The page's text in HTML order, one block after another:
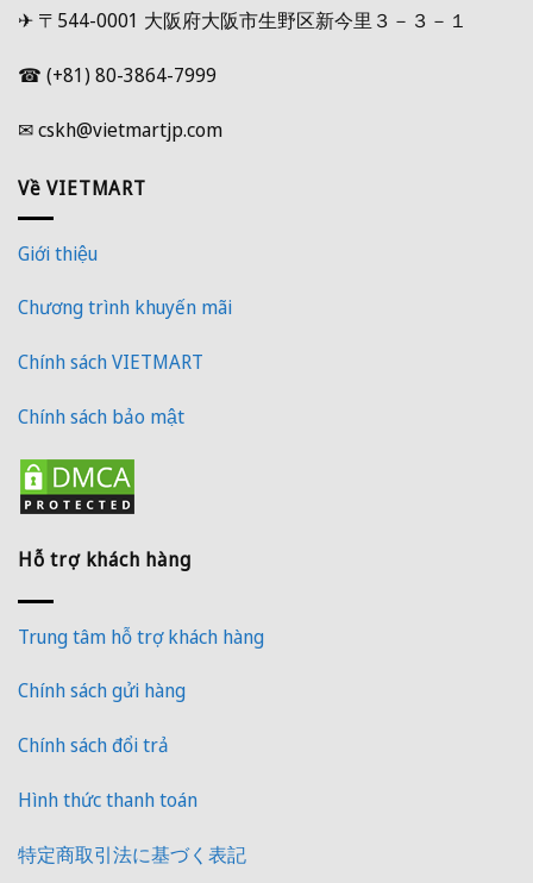
✈ 〒544-0001 大阪府大阪市生野区新今里３－３－１
☎ (+81) 80-3864-7999
✉ cskh@vietmartjp.com
Về VIETMART
Giới thiệu
Chương trình khuyến mãi
Chính sách VIETMART
Chính sách bảo mật
Hỗ trợ khách hàng
Trung tâm hỗ trợ khách hàng
Chính sách gửi hàng
Chính sách đổi trả
Hình thức thanh toán
特定商取引法に基づく表記